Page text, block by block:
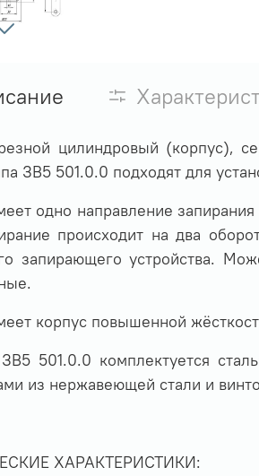
цилиндровый (корпус),
ЗВ5 501.0.0 подходят для
одно направление
происходит на два
запирающего устройства.
корпус повышенной
501.0.0 комплектуется
из нержавеющей стали и
ХАРАКТЕРИСТИКИ: